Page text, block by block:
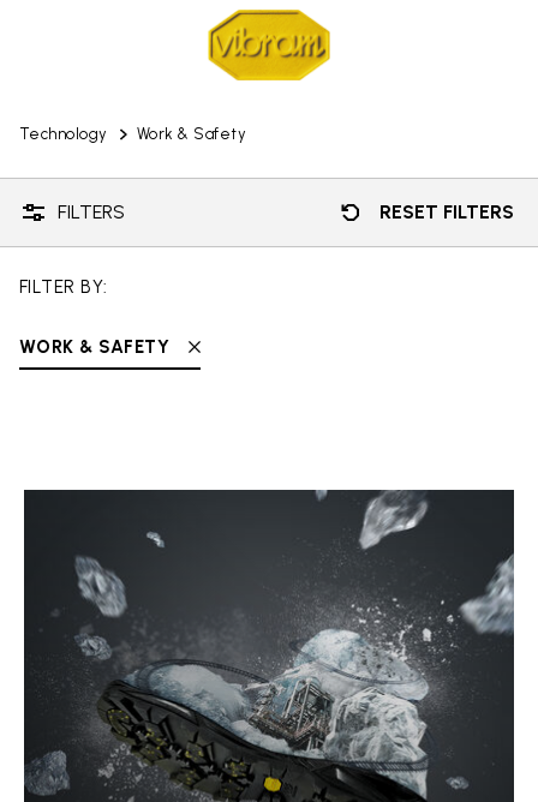
Technology Work & Safety
FILTERS RESET FILTERS
FILTER BY:
WORK & SAFETY